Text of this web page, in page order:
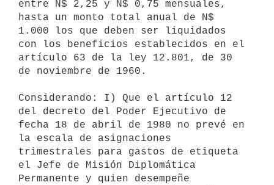
entre N$ 2,25 y N$ 0,75 mensuales,
hasta un monto total anual de N$
1.000 los que deben ser liquidados
con los beneficios establecidos en el
artículo 63 de la ley 12.801, de 30
de noviembre de 1960.
Considerando: I) Que el artículo 12
del decreto del Poder Ejecutivo de
fecha 18 de abril de 1980 no prevé en
la escala de asignaciones
trimestrales para gastos de etiqueta
el Jefe de Misión Diplomática
Permanente y quien desempeñe